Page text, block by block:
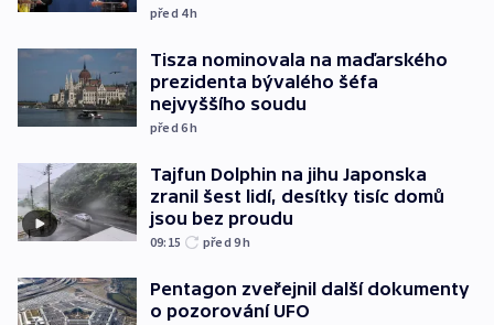
před 4h
Tisza nominovala na maďarského
prezidenta bývalého šéfa
nejvyššího soudu
před 6h
Tajfun Dolphin na jihu Japonska
zranil šest lidí, desítky tisíc domů
jsou bez proudu
09:15 před 9h
Pentagon zveřejnil další dokumenty
o pozorování UFO